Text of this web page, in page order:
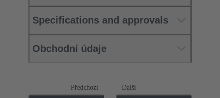
Specifications and approvals
Obchodní údaje
Předchozí Další